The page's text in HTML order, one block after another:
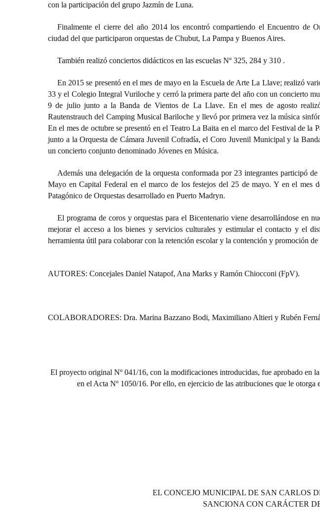
con la participación del grupo Jazmín de Luna.
Finalmente el cierre del año 2014 los encontró compartiendo elEncuentro de
ciudad del que participaron orquestas de Chubut, La Pampa y Buenos Aires.
También realizó conciertos didácticos en las escuelas Nº 325, 284 y 310 .
En 2015 se presentó en el mes de mayo en la Escuela de Arte La Llave; realizó
33 y el Colegio Integral Vuriloche y cerró la primera parte del año con un concierto
9 de julio junto a la Banda de Vientos de La Llave. En el mes de agosto
Rautenstrauch del Camping Musical Bariloche y llevó por primera vez la música
En el mes de octubre se presentó en el Teatro La Baita en el marco del Festival de la
junto a la Orquesta de Cámara Juvenil Cofradía, el Coro Juvenil Municipal y la
un concierto conjunto denominado Jóvenes en Música.
Además una delegación de la orquesta conformada por 23 integrantes participó
Mayo en Capital Federal en el marco de los festejos del 25 de mayo. Y en el mes
Patagónico de Orquestas desarrollado en Puerto Madryn.
El programa de coros y orquestas para el Bicentenario viene desarrollándose en
mejorar el acceso a los bienes y servicios culturales y estimular el contacto y el
herramienta útil para colaborar con la retención escolar y la contención y promoción de
AUTORES: Concejales Daniel Natapof, Ana Marks y Ramón Chiocconi (FpV).
COLABORADORES: Dra. Marina Bazzano Bodi, Maximiliano Altieri y Rubén
El proyecto original Nº 041/16, con la modificaciones introducidas, fue aprobado en
en el Acta Nº 1050/16. Por ello, en ejercicio de las atribuciones que le
EL CONCEJO MUNICIPAL DE SAN CARLOS
SANCIONA CON CARÁCTER